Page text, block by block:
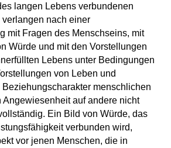
langen Lebens verbundenen
nach einer
mit Fragen des Menschseins, mit
Würde und mit den Vorstellungen
Lebens unter Bedingungen
von Leben und
menschlichen
Angewiesenheit auf andere nicht
Ein Bild von Würde, das
verbunden wird,
vor jenen Menschen, die in